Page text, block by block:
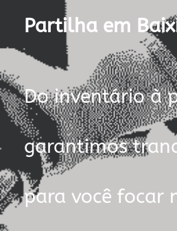
Partilha em
Do inventário à
garantimos
para você focar